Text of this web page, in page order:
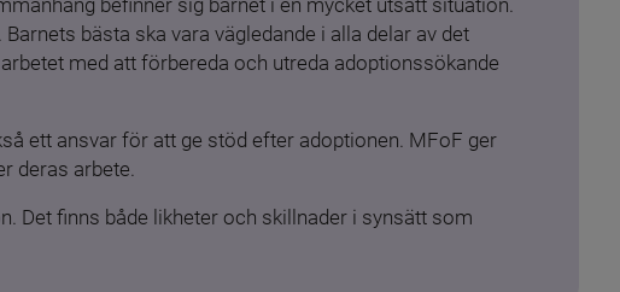
bästa ska vara vägledande i alla delar av det
med att förbereda och utreda adoptionssökande
ett ansvar för att ge stöd efter adoptionen. MFoF ger
deras arbete.
Det finns både likheter och skillnader i synsätt som